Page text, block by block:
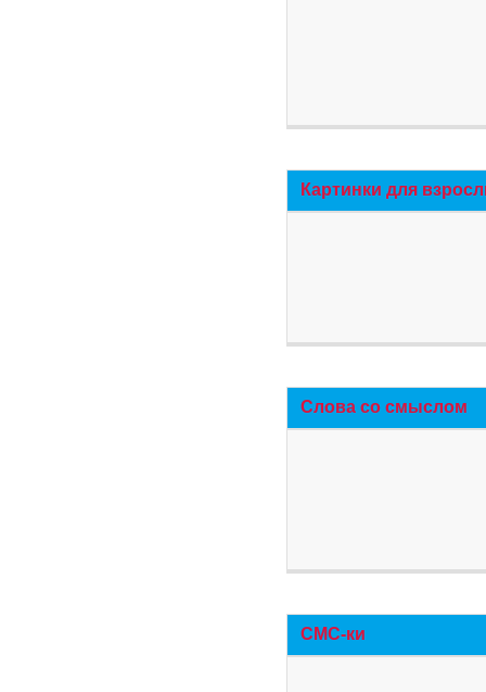
Картинки для
Слова со смыслом
СМС-ки